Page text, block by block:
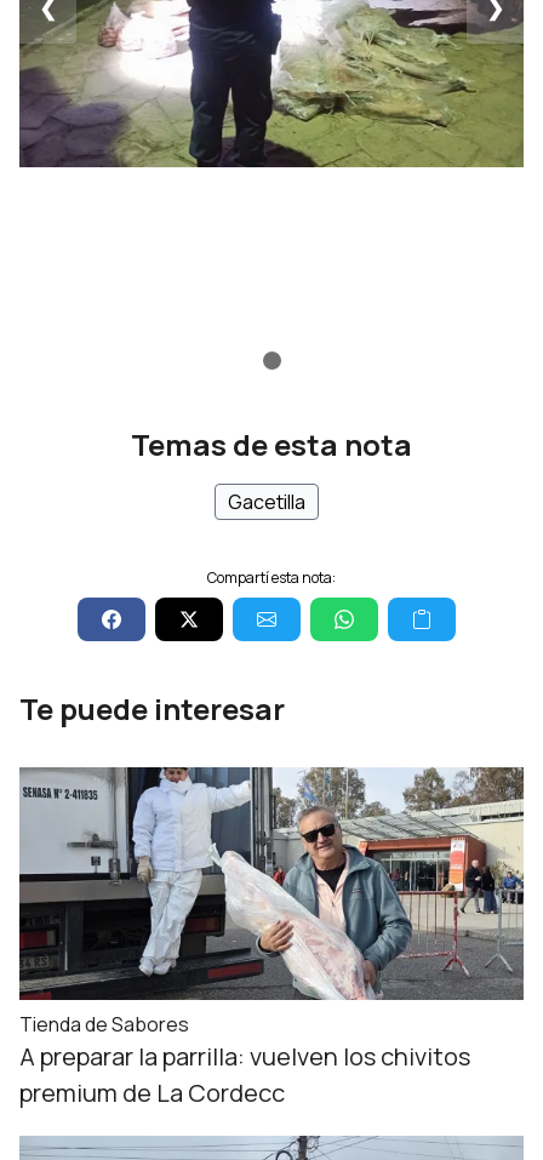
❮ ❯
Temas de esta nota
Gacetilla
Compartí esta nota:
Te puede interesar
Tienda de Sabores
A preparar la parrilla: vuelven los chivitos
premium de La Cordecc